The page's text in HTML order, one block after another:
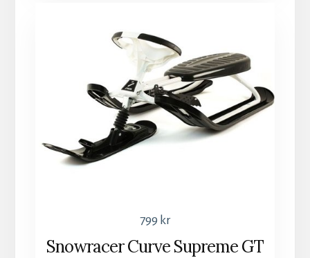
799 kr
Snowracer Curve Supreme GT